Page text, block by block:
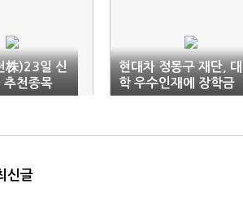
株)23일 신
추천종목
현대차 정몽구 재단, 대
학 우수인재에 장학금
전달
신글